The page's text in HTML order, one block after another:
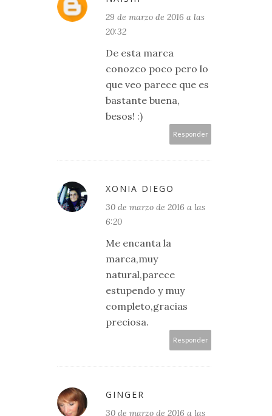
29 de marzo de 2016 a las
20:32
De esta marca
conozco poco pero lo
que veo parece que es
bastante buena,
besos! :)
Responder
XONIA DIEGO
30 de marzo de 2016 a las
6:20
Me encanta la
marca,muy
natural,parece
estupendo y muy
completo,gracias
preciosa.
Responder
GINGER
30 de marzo de 2016 a las